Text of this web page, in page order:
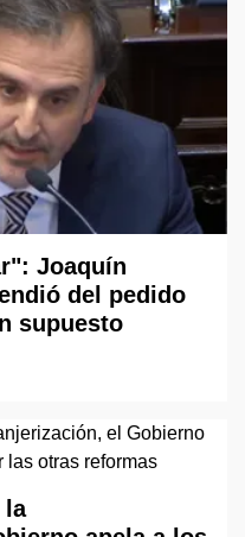
Joaquín
del pedido
supuesto
la